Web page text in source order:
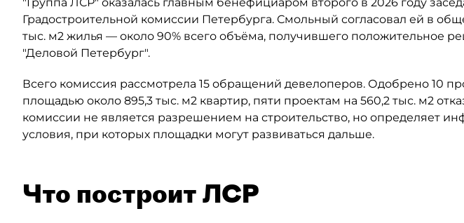
Градостроительной комиссии Петербурга. Смольный согласовал ей в
тыс. м2 жилья — около 90% всего объёма, получившего положительное
"Деловой Петербург".
Всего комиссия рассмотрела 15 обращений девелоперов. Одобрено 10
площадью около 895,3 тыс. м2 квартир, пяти проектам на 560,2 тыс. м2
комиссии не является разрешением на строительство, но определяет
условия, при которых площадки могут развиваться дальше.
Что построит ЛСР